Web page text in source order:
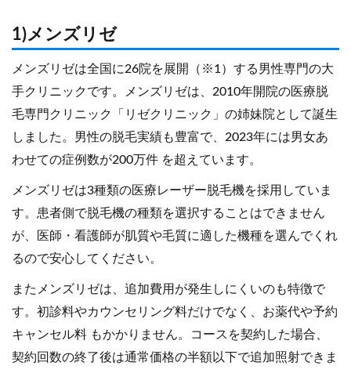
1)メンズリゼ
メンズリゼは全国に26院を展開（※1）する男性専門の大
手クリニックです。メンズリゼは、2010年開院の医療脱
毛専門クリニック「リゼクリニック」の姉妹院として誕生
しました。男性の脱毛実績も豊富で、2023年には男女あ
わせての症例数が200万件 を超えています。
メンズリゼは3種類の医療レーザー脱毛機を採用していま
す。患者側で脱毛機の種類を選択することはできません
が、医師・看護師が肌質や毛質に適した機種を選んでくれ
るので安心してください。
またメンズリゼは、追加費用が発生しにくいのも特徴で
す。初診料やカウンセリング料だけでなく、お薬代や予約
キャンセル料 もかかりません。コースを契約した場合、
契約回数の終了後は通常価格の半額以下で追加照射できま